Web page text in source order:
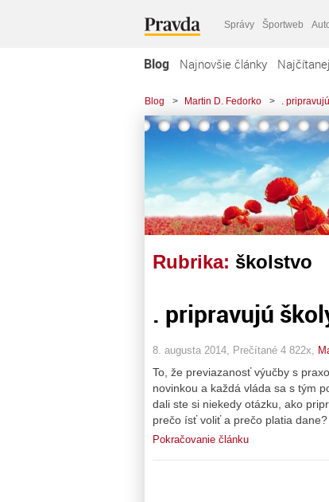
Správy Športweb
Blog Najnovšie články
Blog > Martin D. Fedorko > .
Rubrika: školstvo
. pripravujú
8. augusta 2014, Prečítané 4 822x,
To, že previazanosť výučby s
novinkou a každá vláda sa s tým
dali ste si niekedy otázku, ako
prečo ísť voliť a prečo platia
Pokračovanie článku